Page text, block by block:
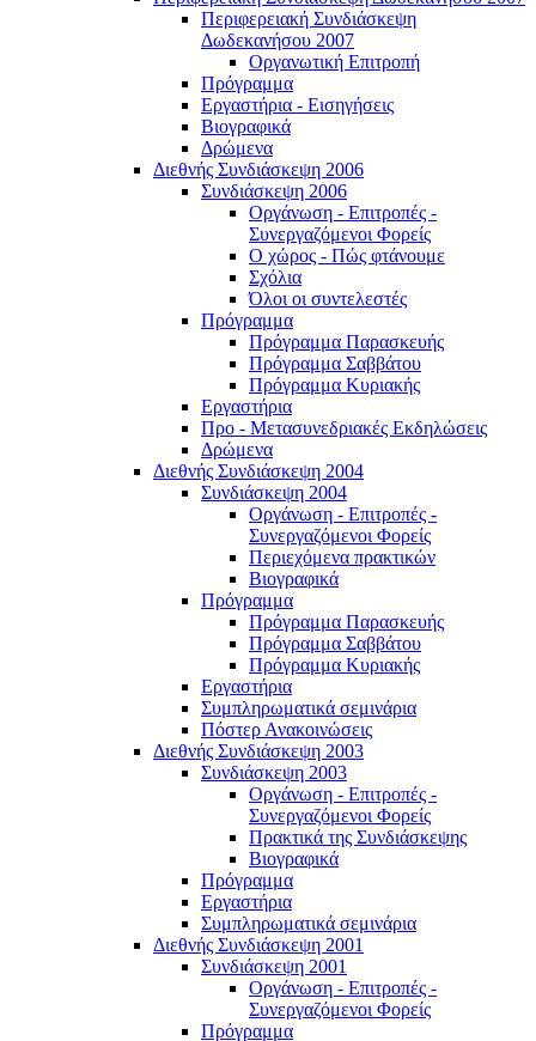
Περιφερειακή Συνδιάσκεψη
Δωδεκανήσου 2007
Οργανωτική Επιτροπή
Πρόγραμμα
Εργαστήρια - Εισηγήσεις
Βιογραφικά
Δρώμενα
Διεθνής Συνδιάσκεψη 2006
Συνδιάσκεψη 2006
Οργάνωση - Επιτροπές -
Συνεργαζόμενοι Φορείς
Ο χώρος - Πώς φτάνουμε
Σχόλια
Όλοι οι συντελεστές
Πρόγραμμα
Πρόγραμμα Παρασκευής
Πρόγραμμα Σαββάτου
Πρόγραμμα Κυριακής
Εργαστήρια
Προ - Μετασυνεδριακές Εκδηλώσεις
Δρώμενα
Διεθνής Συνδιάσκεψη 2004
Συνδιάσκεψη 2004
Οργάνωση - Επιτροπές -
Συνεργαζόμενοι Φορείς
Περιεχόμενα πρακτικών
Βιογραφικά
Πρόγραμμα
Πρόγραμμα Παρασκευής
Πρόγραμμα Σαββάτου
Πρόγραμμα Κυριακής
Εργαστήρια
Συμπληρωματικά σεμινάρια
Πόστερ Ανακοινώσεις
Διεθνής Συνδιάσκεψη 2003
Συνδιάσκεψη 2003
Οργάνωση - Επιτροπές -
Συνεργαζόμενοι Φορείς
Πρακτικά της Συνδιάσκεψης
Βιογραφικά
Πρόγραμμα
Εργαστήρια
Συμπληρωματικά σεμινάρια
Διεθνής Συνδιάσκεψη 2001
Συνδιάσκεψη 2001
Οργάνωση - Επιτροπές -
Συνεργαζόμενοι Φορείς
Πρόγραμμα